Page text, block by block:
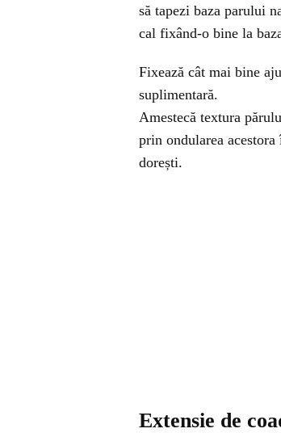
să tapezi baza parului
cal fixând-o bine la
Fixează cât mai bine
suplimentară.
Amestecă textura
prin ondularea
dorești.
Extensie de